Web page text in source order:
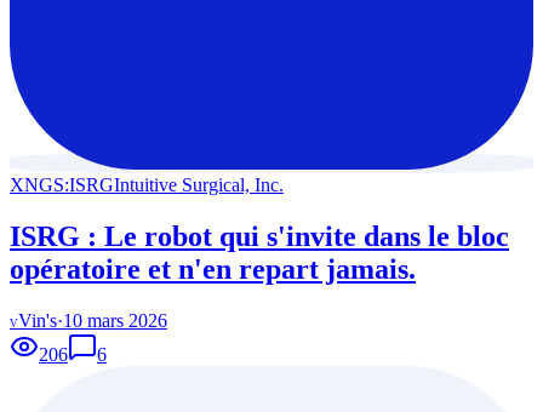
XNGS:ISRGIntuitive Surgical, Inc.
ISRG : Le robot qui s'invite dans le bloc
opératoire et n'en repart jamais.
VVin's·10 mars 2026
206
6